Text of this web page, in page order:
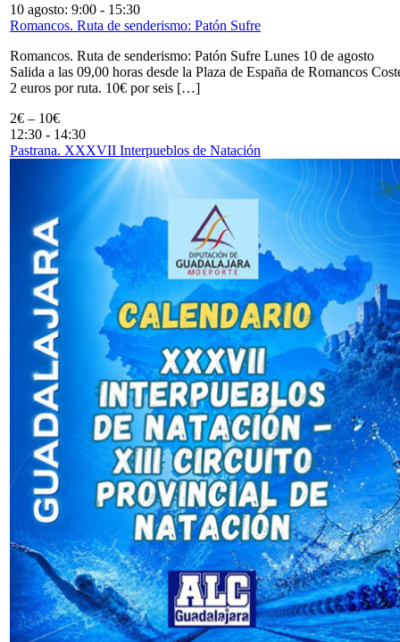
10 agosto: 9:00 - 15:30
Romancos. Ruta de senderismo: Patón Sufre
Romancos. Ruta de senderismo: Patón Sufre Lunes 10 de agosto
Salida a las 09,00 horas desde la Plaza de España de Romancos
2 euros por ruta. 10€ por seis […]
2€ – 10€
12:30 - 14:30
Pastrana. XXXVII Interpueblos de Natación